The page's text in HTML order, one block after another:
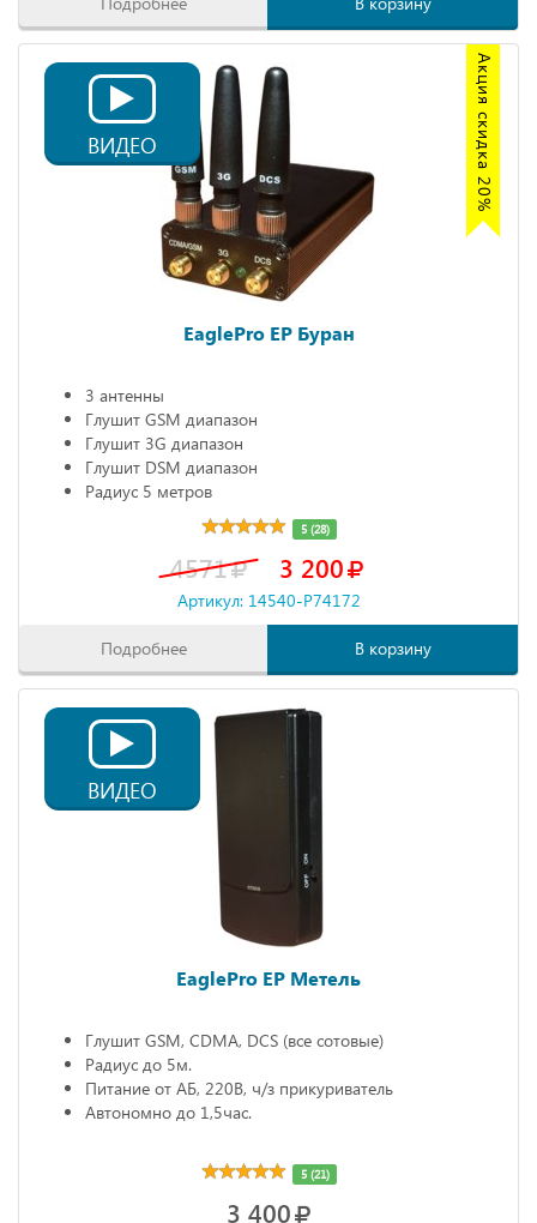
Акция скидка 20%
ВИДЕО
EaglePro EP Буран
3 антенны
Глушит GSM диапазон
Глушит 3G диапазон
Глушит DSM диапазон
Радиус 5 метров
5 (28)
4571 3 200
Артикул: 14540-P74172
Подробнее В корзину
ВИДЕО
EaglePro EP Метель
Глушит GSM, CDMA, DCS (все сотовые)
Радиус до 5м.
Питание от АБ, 220В, ч/з прикуриватель
Автономно до 1,5час.
5 (21)
3 400